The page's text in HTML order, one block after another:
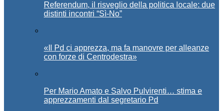
Referendum, il risveglio della politica locale: due
distinti incontri “Sì-No”
«Il Pd ci apprezza, ma fa manovre per alleanze
con forze di Centrodestra»
Per Mario Amato e Salvo Pulvirenti… stima e
apprezzamenti dal segretario Pd